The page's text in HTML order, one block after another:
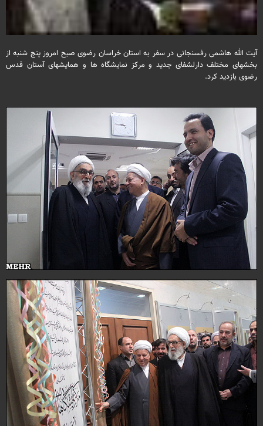
آیت الله هاشمی رفسنجانی در سفر به استان خراسان رضوی صبح امروز پنج شنبه از
بخشهای مختلف دارلشفای جدید و مرکز نمایشگاه ها و همایشهای آستان قدس
رضوی بازدید کرد.